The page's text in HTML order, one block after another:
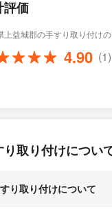
評価
上益城郡の手すり取り付け
4.90 (1)
り取り付けについ
り取り付けについて